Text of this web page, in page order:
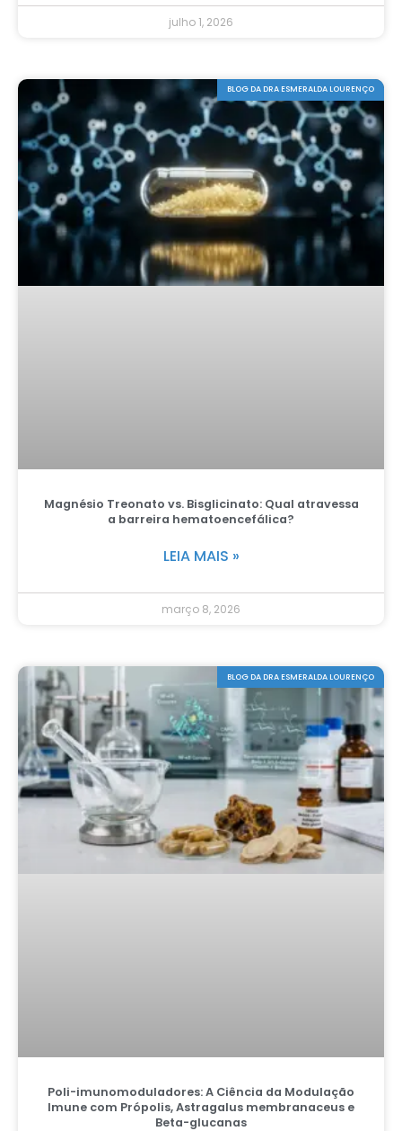
julho 1, 2026
BLOG DA DRA ESMERALDA LOURENÇO
Magnésio Treonato vs. Bisglicinato: Qual atravessa
a barreira hematoencefálica?
LEIA MAIS »
março 8, 2026
BLOG DA DRA ESMERALDA LOURENÇO
Poli-imunomoduladores: A Ciência da Modulação
Imune com Própolis, Astragalus membranaceus e
Beta-glucanas